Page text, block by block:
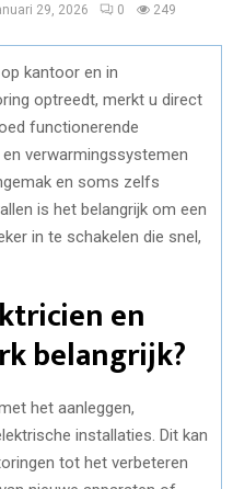
29, 2026 0 249
kantoor en in
optreedt, merkt u direct
functionerende
verwarmingssystemen
en soms zelfs
is het belangrijk om een
in te schakelen die snel,
en
belangrijk?
het aanleggen,
installaties. Dit kan
tot het verbeteren